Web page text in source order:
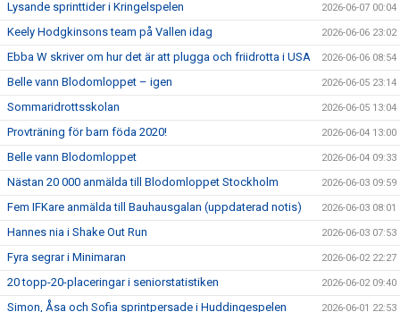
Lysande sprinttider i Kringelspelen 2026-06-07 00:04
Keely Hodgkinsons team på Vallen idag 2026-06-06 23:02
Ebba W skriver om hur det är att plugga och friidrotta i USA 2026-06-06 08:54
Belle vann Blodomloppet – igen 2026-06-05 23:14
Sommaridrottsskolan 2026-06-05 13:04
Provträning för barn föda 2020! 2026-06-04 13:00
Belle vann Blodomloppet 2026-06-04 09:33
Nästan 20 000 anmälda till Blodomloppet Stockholm 2026-06-03 09:59
Fem IFKare anmälda till Bauhausgalan (uppdaterad notis) 2026-06-03 08:01
Hannes nia i Shake Out Run 2026-06-03 07:53
Fyra segrar i Minimaran 2026-06-02 22:27
20 topp-20-placeringar i seniorstatistiken 2026-06-02 09:40
Simon, Åsa och Sofia sprintpersade i Huddingespelen 2026-06-01 22:53